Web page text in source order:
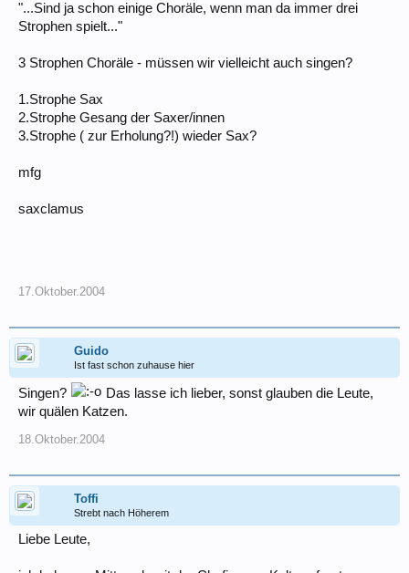
"...Sind ja schon einige Choräle, wenn man da immer drei
Strophen spielt..."
3 Strophen Choräle - müssen wir vielleicht auch singen?
1.Strophe Sax
2.Strophe Gesang der Saxer/innen
3.Strophe ( zur Erholung?!) wieder Sax?
mfg
saxclamus
17.Oktober.2004
Guido
Ist fast schon zuhause hier
Singen?
Das lasse ich lieber, sonst glauben die Leute,
wir quälen Katzen.
18.Oktober.2004
Toffi
Strebt nach Höherem
Liebe Leute,